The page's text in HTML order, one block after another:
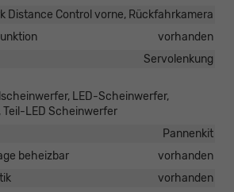
Distance Control vorne, Rückfahrkamera
vorhanden
Servolenkung
LED-Scheinwerfer,
LED Scheinwerfer
Pannenkit
beheizbar
vorhanden
vorhanden